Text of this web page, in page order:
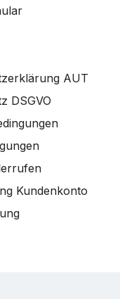
AUT
DSGVO
Kundenkonto